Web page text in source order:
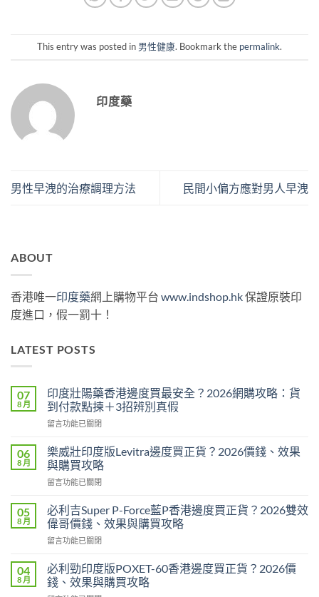
This entry was posted in 男性健康. Bookmark the permalink.
印度藥
男性早洩的治療調理方法 民間小偏方應對男人早洩
ABOUT
香港唯一印度藥網上購物平台 www.indshop.hk保證原裝印
度進口，假一罰十！
LATEST POSTS
07
8 月
印度壯陽藥香港邊度買最安全？2026網購攻略：貨
到付款點揀＋3招辨別真假
在
度
壯
陽
藥
港
邊
度
買
安
全？
留言功能已關閉
06
8 月
樂威壯印度版Levitra邊度買正貨？2026價錢、效果
與購買攻略
在
威
壯
印
度
Levitra
邊
度
留言功能已關閉
05
8 月
必利吉Super P-Force藍P香港邊度買正貨？2026雙效
偉哥價錢、效果與購買攻略
在
利
吉
Super
留言功能已關閉
04
8 月
必利勁印度版POXET-60香港邊度買正貨？2026價
錢、效果與購買攻略